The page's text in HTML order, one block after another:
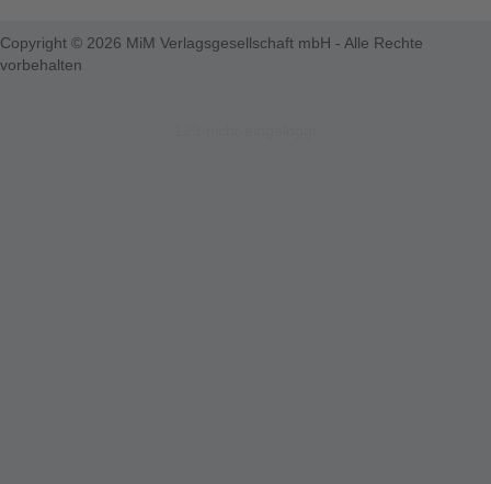
Copyright © 2026 MiM Verlagsgesellschaft mbH - Alle Rechte
vorbehalten